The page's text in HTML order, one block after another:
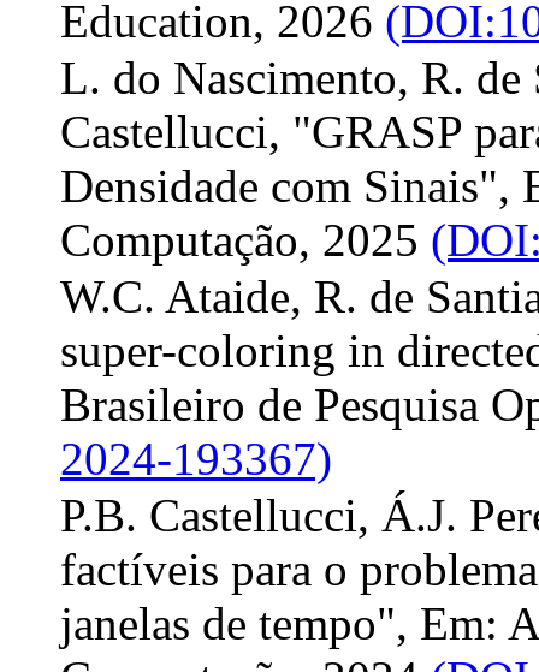
Education, 2026
L. do Nascimento, R. de
Castellucci, "GRASP
Densidade com Sinais",
Computação, 2025
W.C. Ataide, R. de
super-coloring in
Brasileiro de Pesquisa
2024-193367)
P.B. Castellucci, Á.J.
factíveis para o
janelas de tempo", Em: